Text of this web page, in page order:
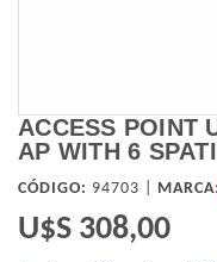
ACCESS POINT
AP WITH 6
CÓDIGO: 94703 | MARCA:
U$S 308,00